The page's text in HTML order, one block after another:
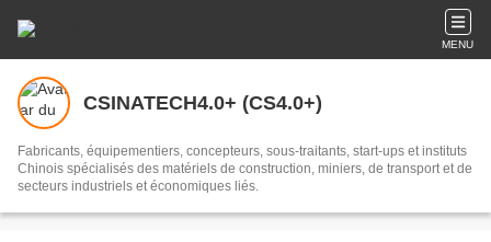
MENU
CSINATECH4.0+ (CS4.0+)
Fabricants, équipementiers, concepteurs, sous-traitants, start-ups et instituts
Chinois spécialisés des matériels de construction, miniers, de transport et de
secteurs industriels et économiques liés.